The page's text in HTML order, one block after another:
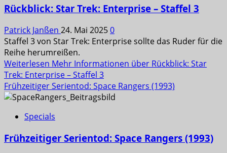
Rückblick: Star Trek: Enterprise – Staffel 3
Patrick Janßen 24. Mai 20250
Staffel 3 von Star Trek: Enterprise sollte das Ruder für die
Reihe herumreißen.
Weiterlesen Mehr Informationen über Rückblick: Star
Trek: Enterprise – Staffel 3
Frühzeitiger Serientod: Space Rangers (1993)
Specials
Frühzeitiger Serientod: Space Rangers (1993)